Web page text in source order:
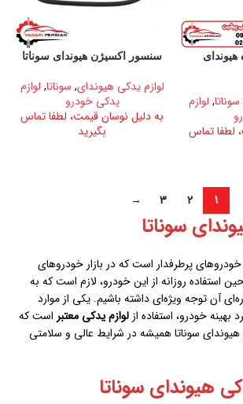
هیوندای
سوناتا, لوازم
لطفا تماس
سنسور اکسیژن هیوندای سوناتا
لوازم یدکی هیوندای, سوناتا, لوازم
یدکی خودرو
به دلیل نوسان قیمت، لطفا تماس
بگیرید
1
2
3
→
سوناتا
پرطرفدار است که در بازار خودروهای
استفاده روزانه از این خودرو، لازم است که به
آن توجه ویژه‌ای داشته باشیم. یکی از موارد
خودرو، استفاده از لوازم یدکی معتبر است که
سوناتا همیشه در شرایط عالی و سلامتی
هیوندای سوناتا